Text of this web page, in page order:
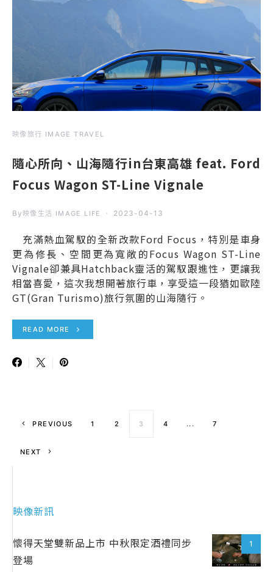
映像旅行 IMAGE TRAVEL
隨心所向、山海隨行in台東高雄 feat. Ford
Focus Wagon ST-Line Vignale
By 映像生活 IMAGE LIFE 2023-04-13
充滿熱血駕馭的全新改款Ford Focus，特別是車身
更為修長、空間更為寬敞的Focus Wagon ST-Line
Vignale卻兼具Hatchback靈活的駕馭跟進性，更讓我
相當喜愛，這次我想開著旅行車，享受這一段猶如歐陸
GT(Gran Turismo)旅行氛圍的山海隨行。
READ MORE
文章導覽
PREVIOUS 1 2 3 4 ... 7
NEXT
映像新訊
1
懷得天堂雙新品上市 中秋限定酒禮同步
登場